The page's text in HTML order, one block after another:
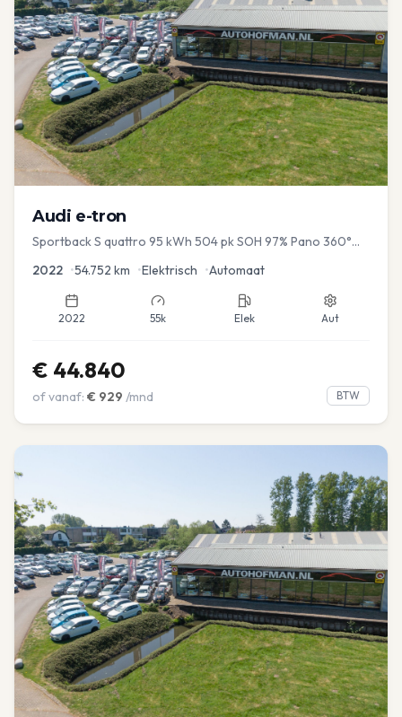
Audi e-tron
Sportback S quattro 95 kWh 504 pk SOH 97% Pano 360°
2022 •54.752 km •Elektrisch •Automaat
2022 55k Elek Aut
€ 44.840
of vanaf: € 929 /mnd BTW